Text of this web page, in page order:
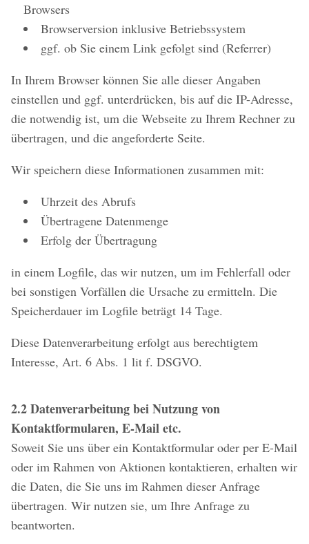
Browsers
Browserversion inklusive Betriebssystem
ggf. ob Sie einem Link gefolgt sind (Referrer)
In Ihrem Browser können Sie alle dieser Angaben
einstellen und ggf. unterdrücken, bis auf die IP-Adresse,
die notwendig ist, um die Webseite zu Ihrem Rechner zu
übertragen, und die angeforderte Seite.
Wir speichern diese Informationen zusammen mit:
Uhrzeit des Abrufs
Übertragene Datenmenge
Erfolg der Übertragung
in einem Logfile, das wir nutzen, um im Fehlerfall oder
bei sonstigen Vorfällen die Ursache zu ermitteln. Die
Speicherdauer im Logfile beträgt 14 Tage.
Diese Datenverarbeitung erfolgt aus berechtigtem
Interesse, Art. 6 Abs. 1 lit f. DSGVO.
2.2 Datenverarbeitung bei Nutzung von
Kontaktformularen, E-Mail etc.
Soweit Sie uns über ein Kontaktformular oder per E-Mail
oder im Rahmen von Aktionen kontaktieren, erhalten wir
die Daten, die Sie uns im Rahmen dieser Anfrage
übertragen. Wir nutzen sie, um Ihre Anfrage zu
beantworten.